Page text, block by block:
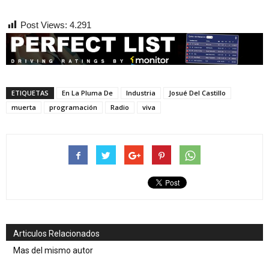
Post Views: 4.291
ETIQUETAS En La Pluma De Industria
Josué Del Castillo
muerta
programación Radio viva
Articulos Relacionados
Mas del mismo autor